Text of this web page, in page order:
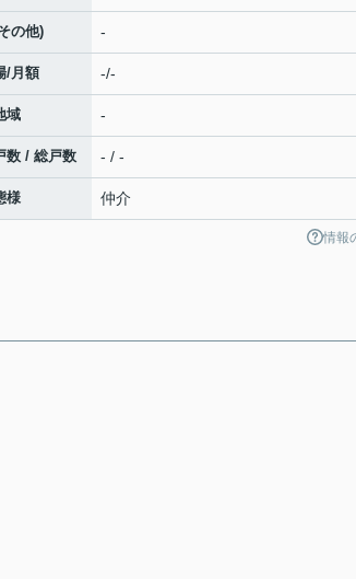
の他) -
/月額 -/-
域 -
数 / 総戸数 - / -
様 仲介
情報